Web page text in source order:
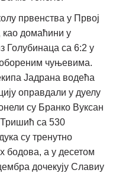
првенства у Првој
као домаћини у
Голубинаца са 6:2 у
чуњевима.
Јадрана водећа
оправдали у дуелу
су Бранко Вуксан
Тришић са 530
су тренутно
бодова, а у десетом
дочекују Славиу